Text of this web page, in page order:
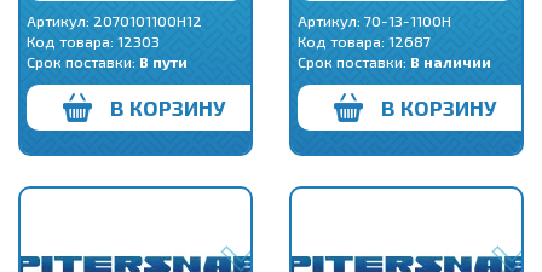
Артикул: 2070101100H12
Код товара: 12303
Срок поставки: В пути
В КОРЗИНУ
Артикул: 70-13-1100H
Код товара: 12687
Срок поставки: В наличии
В КОРЗИНУ